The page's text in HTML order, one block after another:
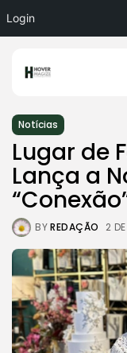
Login
Notícias
Lugar de
Lança a
BYREDAÇÃO 2